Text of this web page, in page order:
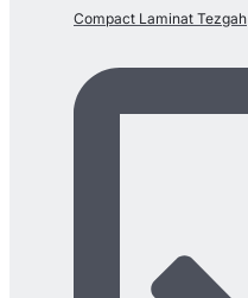
Compact Laminat Tezgah